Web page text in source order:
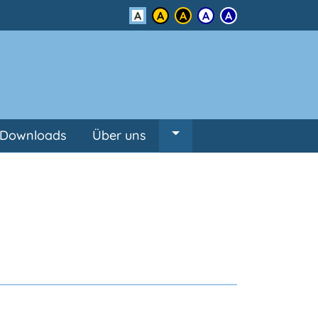
Kontrast
Downloads Über uns